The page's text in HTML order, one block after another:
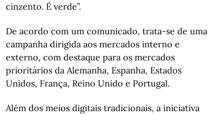
cinzento. É verde”.
De acordo com um comunicado, trata-se de uma
campanha dirigida aos mercados interno e
externo, com destaque para os mercados
prioritários da Alemanha, Espanha, Estados
Unidos, França, Reino Unido e Portugal.
Além dos meios digitais tradicionais, a iniciativa